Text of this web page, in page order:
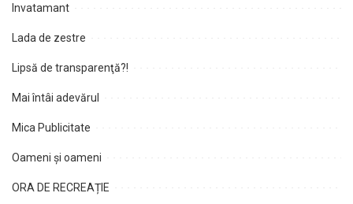
Invatamant
Lada de zestre
Lipsă de transparenţă?!
Mai întâi adevărul
Mica Publicitate
Oameni şi oameni
ORA DE RECREAȚIE